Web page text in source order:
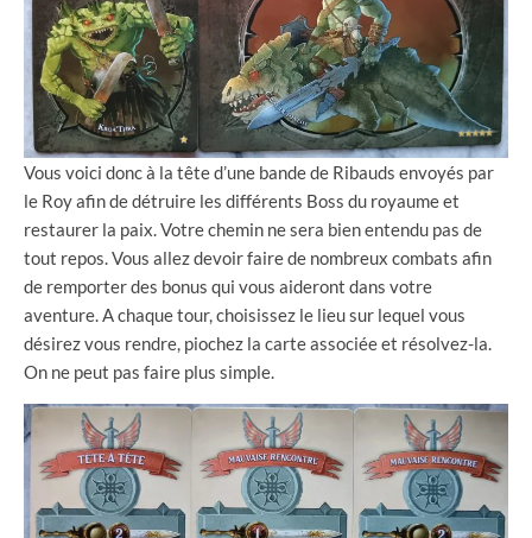
Vous voici donc à la tête d’une bande de Ribauds envoyés par
le Roy afin de détruire les différents Boss du royaume et
restaurer la paix. Votre chemin ne sera bien entendu pas de
tout repos. Vous allez devoir faire de nombreux combats afin
de remporter des bonus qui vous aideront dans votre
aventure. A chaque tour, choisissez le lieu sur lequel vous
désirez vous rendre, piochez la carte associée et résolvez-la.
On ne peut pas faire plus simple.